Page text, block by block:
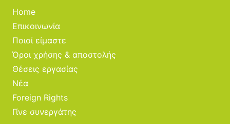
Home
Επικοινωνία
Ποιοί είμαστε
Όροι χρήσης & αποστολής
Θέσεις εργασίας
Νέα
Foreign Rights
Γίνε συνεργάτης